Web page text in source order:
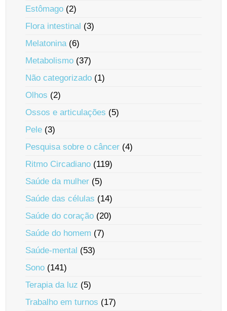
Estômago (2)
Flora intestinal (3)
Melatonina(6)
Metabolismo (37)
Não categorizado (1)
Olhos (2)
Ossos e articulações (5)
Pele (3)
Pesquisa sobre o câncer (4)
Ritmo Circadiano (119)
Saúde da mulher (5)
Saúde das células (14)
Saúde do coração (20)
Saúde do homem (7)
Saúde-mental (53)
Sono (141)
Terapia da luz (5)
Trabalho em turnos (17)